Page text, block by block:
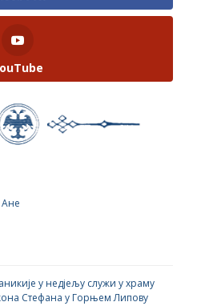
Ане
у недјељу служи у храму
Стефана у Горњем Липову